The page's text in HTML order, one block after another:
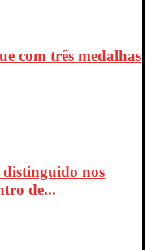
com três medalhas
nos
de...